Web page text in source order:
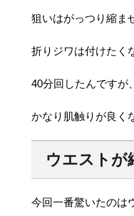
狙いはがっつり縮ま
折りジワは付けたく
40分回したんですが
かなり肌触りが良く
ウエストが
今回一番驚いたのは